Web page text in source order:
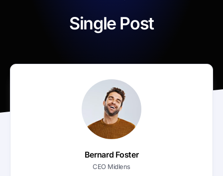
Single Post
Bernard Foster
CEO Midlens